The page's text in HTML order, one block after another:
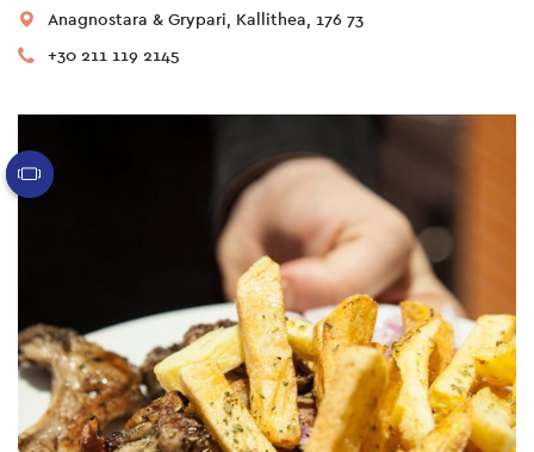
Anagnostara & Grypari, Kallithea, 176 73
+30 211 119 2145